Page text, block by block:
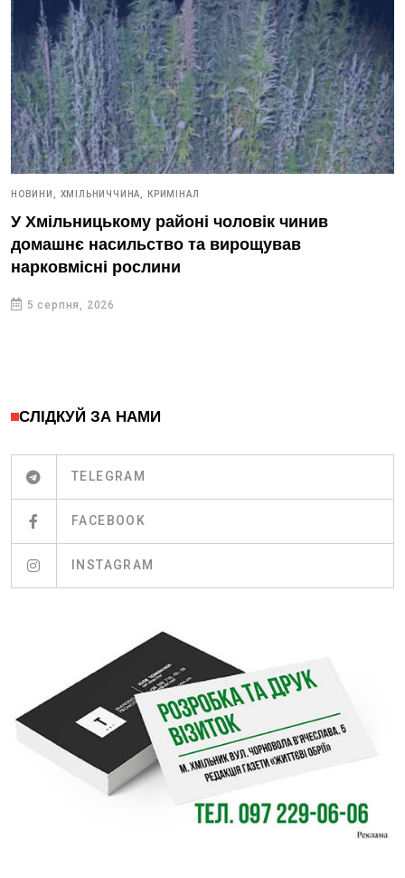
НОВИНИ, ХМІЛЬНИЧЧИНА, КРИМІНАЛ
У Хмільницькому районі чоловік чинив
домашнє насильство та вирощував
нарковмісні рослини
5 серпня, 2026
СЛІДКУЙ ЗА НАМИ
TELEGRAM
FACEBOOK
INSTAGRAM